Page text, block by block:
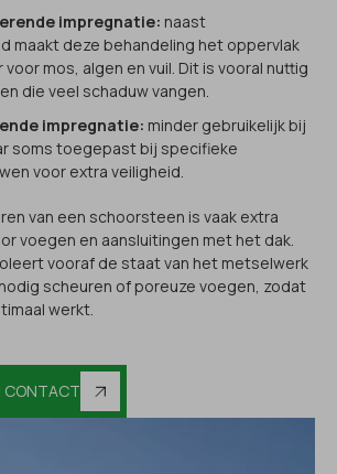
impregnatie: naast
maakt deze behandeling het oppervlak
mos, algen en vuil. Dit is vooral nuttig
die veel schaduw vangen.
impregnatie: minder gebruikelijk bij
soms toegepast bij specifieke
voor extra veiligheid.
van een schoorsteen is vaak extra
voegen en aansluitingen met het dak.
vooraf de staat van het metselwerk
scheuren of poreuze voegen, zodat
werkt.
CONTACT